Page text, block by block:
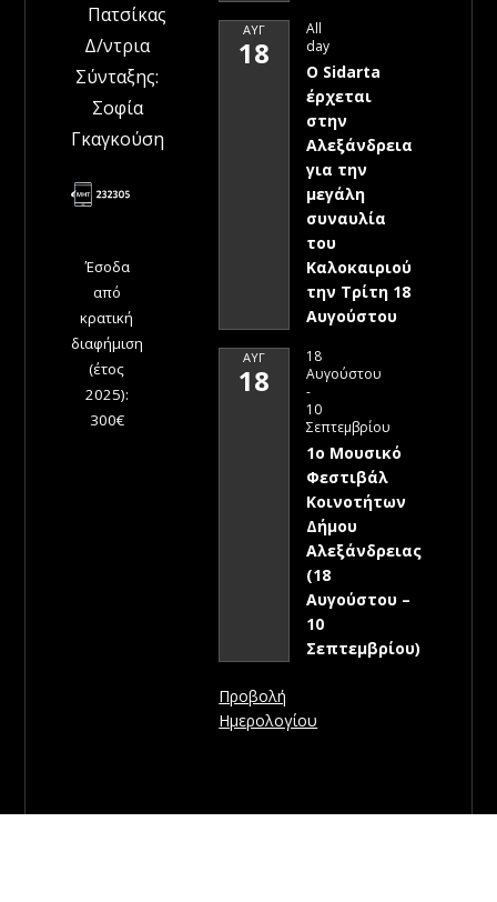
Πατσίκας
Δ/ντρια
Σύνταξης:
Σοφία
Γκαγκούση
Έσοδα
από
κρατική
διαφήμιση
(έτος
2025):
300€
ΑΥΓ
18
All
day
Ο Sidarta
έρχεται
στην
Αλεξάνδρεια
για την
μεγάλη
συναυλία
του
Καλοκαιριού
την Τρίτη 18
Αυγούστου
ΑΥΓ
18
18
Αυγούστου
-
10
Σεπτεμβρίου
1ο Μουσικό
Φεστιβάλ
Κοινοτήτων
Δήμου
Αλεξάνδρειας
(18
Αυγούστου –
10
Σεπτεμβρίου)